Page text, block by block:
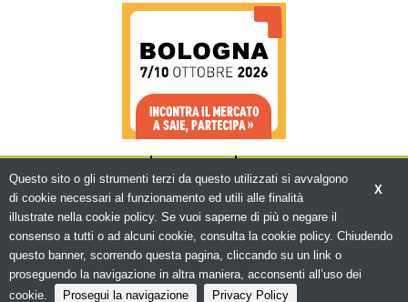
© Copyright 2026. Edilizia in Rete - N.ro
Iscrizione ROC 5836 -Privacy policy
X
Questo sito o gli strumenti terzi da questo utilizzati si avvalgono
di cookie necessari al funzionamento ed utili alle finalità
illustrate nella cookie policy. Se vuoi saperne di più o negare il
consenso a tutti o ad alcuni cookie, consulta la cookie policy. Chiudendo
questo banner, scorrendo questa pagina, cliccando su un link o
proseguendo la navigazione in altra maniera, acconsenti all’uso dei
cookie.
Prosegui la navigazione Privacy Policy